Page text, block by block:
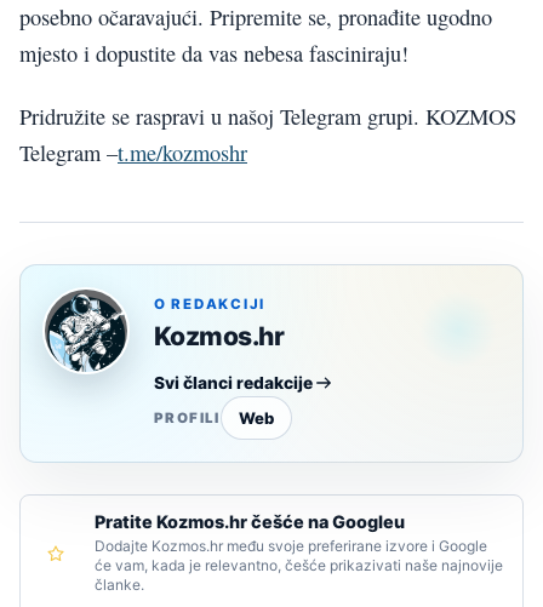
posebno očaravajući. Pripremite se, pronađite ugodno
mjesto i dopustite da vas nebesa fasciniraju!
Pridružite se raspravi u našoj Telegram grupi. KOZMOS
Telegram –t.me/kozmoshr
O REDAKCIJI
Kozmos.hr
Svi članci redakcije
PROFILI Web
Pratite Kozmos.hr češće na Googleu
Dodajte Kozmos.hr među svoje preferirane izvore i Google
će vam, kada je relevantno, češće prikazivati naše najnovije
članke.